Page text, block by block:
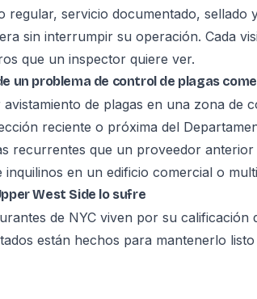
regular, servicio documentado, sellado
sin interrumpir su operación. Cada
que un inspector quiere ver.
un problema de control de plagas
avistamiento de plagas en una zona de
reciente o próxima del
recurrentes que un proveedor
inquilinos en un edificio comercial o
West Side lo sufre
de NYC viven por su
están hechos para mantenerlo